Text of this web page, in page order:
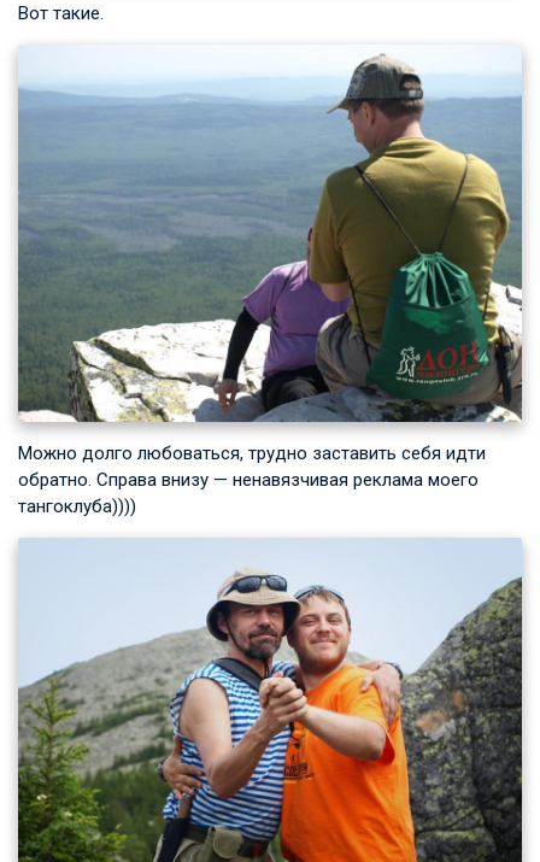
Вот такие.
Можно долго любоваться, трудно заставить себя идти
обратно. Справа внизу — ненавязчивая реклама моего
тангоклуба))))